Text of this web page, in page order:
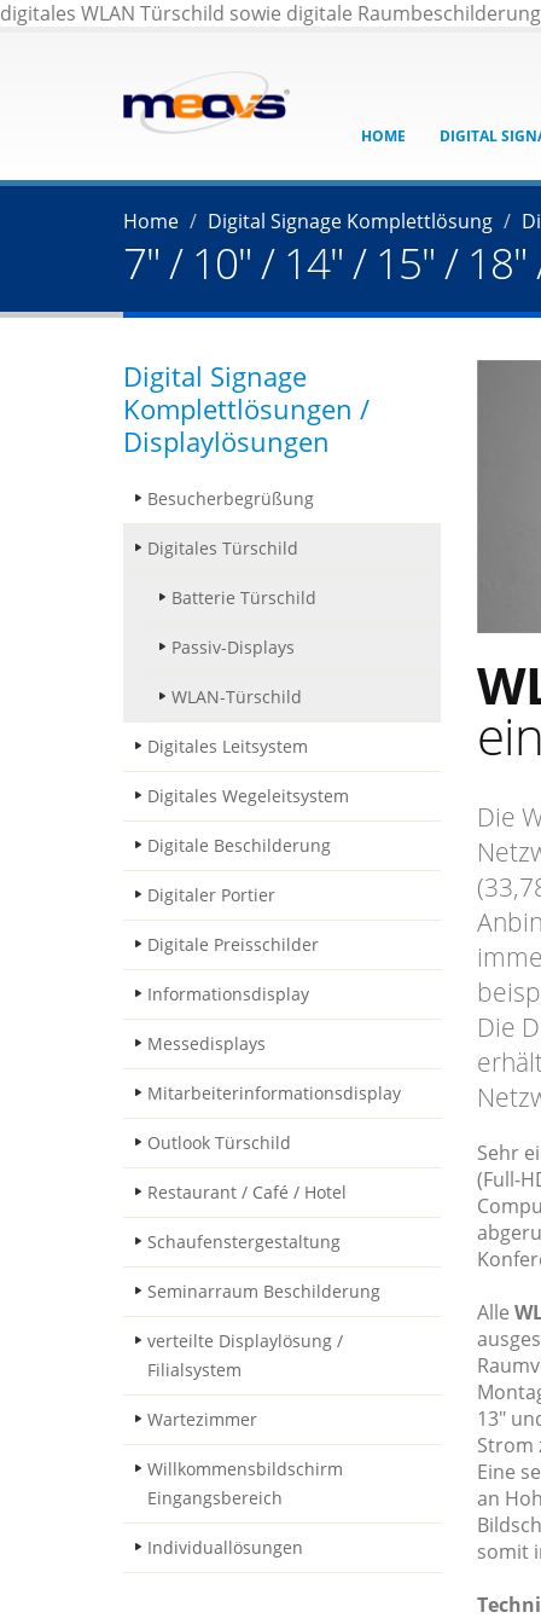
digitales WLAN Türschild sowie digitale
HOME DIGITAL
Home Digital Signage Komplettlösung
7" / 10" / 14" / 15" /
Digital Signage
Komplettlösungen /
Displaylösungen
Besucherbegrüßung
Digitales Türschild
Batterie Türschild
Passiv-Displays
WLAN-Türschild
Digitales Leitsystem
Digitales Wegeleitsystem
Digitale Beschilderung
Digitaler Portier
Digitale Preisschilder
Informationsdisplay
Messedisplays
Mitarbeiterinformationsdisplay
Outlook Türschild
Restaurant / Café / Hotel
Schaufenstergestaltung
Seminarraum Beschilderung
verteilte Displaylösung /
Filialsystem
Wartezimmer
Willkommensbildschirm
Eingangsbereich
Individuallösungen
Die
Die
Sehr
(Full-
Alle
13"
Strom
Eine
an
somit